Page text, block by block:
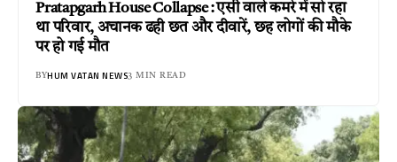
Pratapgarh House Collapse : एसी वाले कमरे में सो रहा
था परिवार, अचानक ढही छत और दीवारें, छह लोगों की मौके
पर हो गई मौत
BYHUM VATAN NEWS3 MIN READ